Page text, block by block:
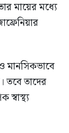
মায়ের মধ্যে
মানসিকভাবে
তবে তাদের